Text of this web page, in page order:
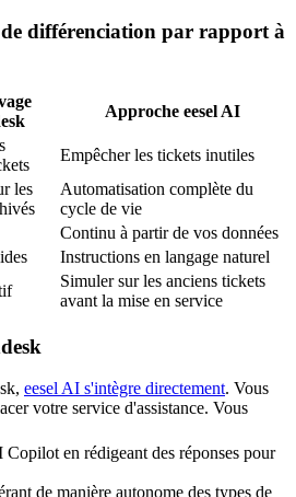
différenciation par rapport à
Approche eesel AI
Empêcher les tickets inutiles
les
Automatisation complète du
cycle de vie
Continu à partir de vos données
Instructions en langage naturel
Simuler sur les anciens tickets
avant la mise en service
eesel AI s'intègre directement. Vous
votre service d'assistance. Vous
en rédigeant des réponses pour
de manière autonome des types de